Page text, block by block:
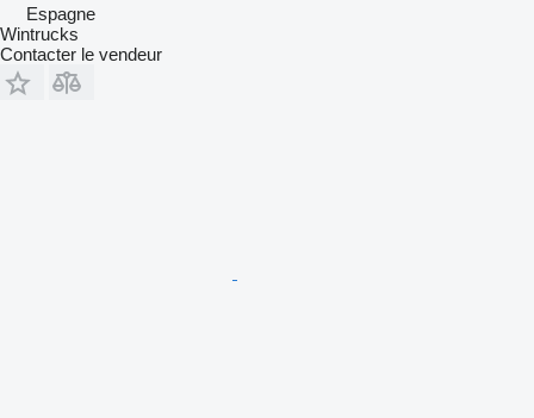
Espagne
Wintrucks
Contacter le vendeur